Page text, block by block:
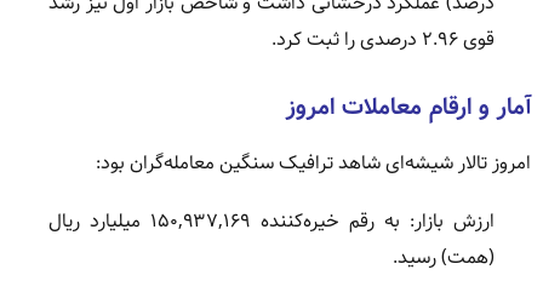
قوی ۲.۹۶ درصدی را ثبت کرد.
آمار و ارقام معاملات امروز
امروز تالار شیشه‌ای شاهد ترافیک سنگین معامله‌گران بود:
ارزش بازار: به رقم خیره‌کننده ۱۵۰,۹۳۷,۱۶۹ میلیارد ریال
(همت) رسید.